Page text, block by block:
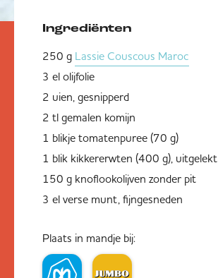
Ingrediënten
250 g Lassie Couscous Maroc
3 el olijfolie
2 uien, gesnipperd
2 tl gemalen komijn
1 blikje tomatenpuree (70 g)
1 blik kikkererwten (400 g), uitgelekt
150 g knoflookolijven zonder pit
3 el verse munt, fijngesneden
Plaats in mandje bij: